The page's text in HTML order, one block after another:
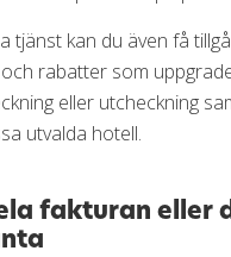
tjänst kan du även få
rabatter som
eller utcheckning
utvalda hotell.
fakturan eller